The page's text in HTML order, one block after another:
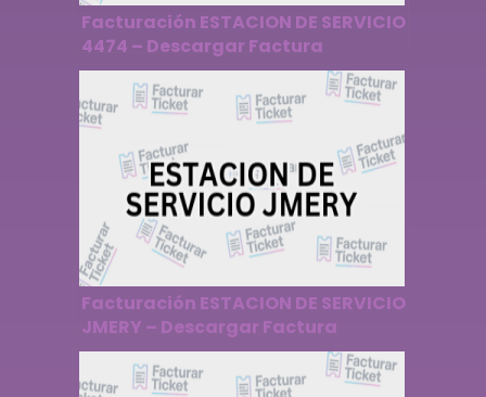
Facturación ESTACION DE SERVICIO
4474 – Descargar Factura
Facturación ESTACION DE SERVICIO
JMERY – Descargar Factura